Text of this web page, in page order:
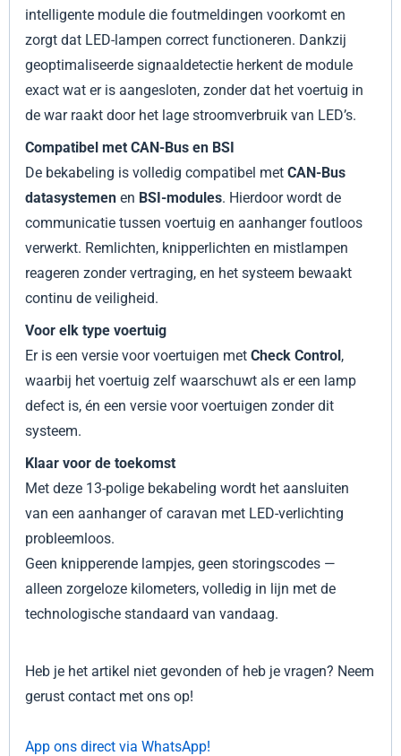
intelligente module die foutmeldingen voorkomt en
zorgt dat LED-lampen correct functioneren. Dankzij
geoptimaliseerde signaaldetectie herkent de module
exact wat er is aangesloten, zonder dat het voertuig in
de war raakt door het lage stroomverbruik van LED’s.
Compatibel met CAN-Bus en BSI
De bekabeling is volledig compatibel metCAN-Bus
datasystemen en BSI-modules. Hierdoor wordt de
communicatie tussen voertuig en aanhanger foutloos
verwerkt. Remlichten, knipperlichten en mistlampen
reageren zonder vertraging, en het systeem bewaakt
continu de veiligheid.
Voor elk type voertuig
Er is een versie voor voertuigen metCheck Control ,
waarbij het voertuig zelf waarschuwt als er een lamp
defect is, én een versie voor voertuigen zonder dit
systeem.
Klaar voor de toekomst
Met deze 13-polige bekabeling wordt het aansluiten
van een aanhanger of caravan met LED-verlichting
probleemloos.
Geen knipperende lampjes, geen storingscodes —
alleen zorgeloze kilometers, volledig in lijn met de
technologische standaard van vandaag.
Heb je het artikel niet gevonden of heb je vragen? Neem
gerust contact met ons op!
App ons direct via WhatsApp!